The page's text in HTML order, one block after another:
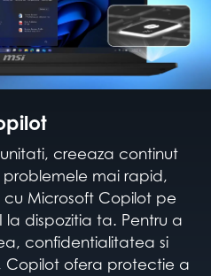
creeaza continut
mai rapid,
Microsoft Copilot pe
la dispozitia ta. Pentru a
confidentialitatea si
Copilot ofera protectie a